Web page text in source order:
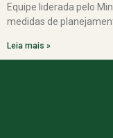
Equipe liderada pelo
medidas de
Leia mais »